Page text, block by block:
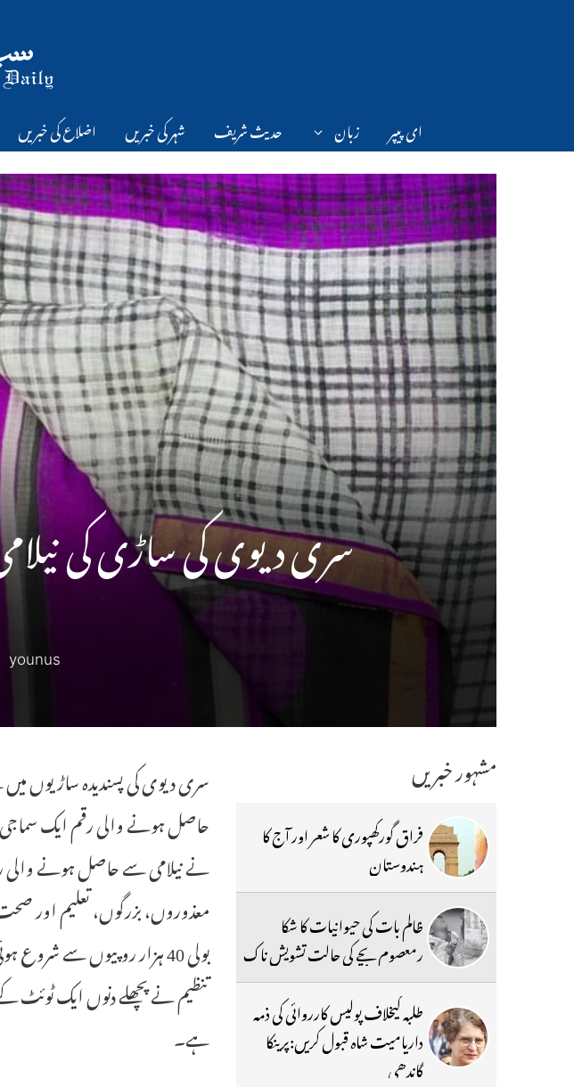
ای پیپر زبان حدیث شریف شہر کی خبریں اضلاع کی خبریں
سری دیوی کی ساڑی کی نیلامی 1,30,000 روپیوں تک
younus
سری دیوی کی پسندیدہ ساڑیوں
حاصل ہونے والی رقم ایک سماجی
نے نیلامی سے حاصل ہونے والی
معذوروں، بزرگوں، تعلیم اور
تنظیم نے پچھلے دنوں ایک ٹوئٹ کے
ہے۔
مشہور خبریں
فراق گورکھپوری کا شعر اور آج کا
ہندوستان
ظالم بات کی حیوانیات کا شکا
رمعصوم بچے کی حالت تشویش ناک
طلبہ کیخلاف پولیس کارروائی کی ذمہ
داریامیت شاہ قبول کریں:پرینکا
گاندھی